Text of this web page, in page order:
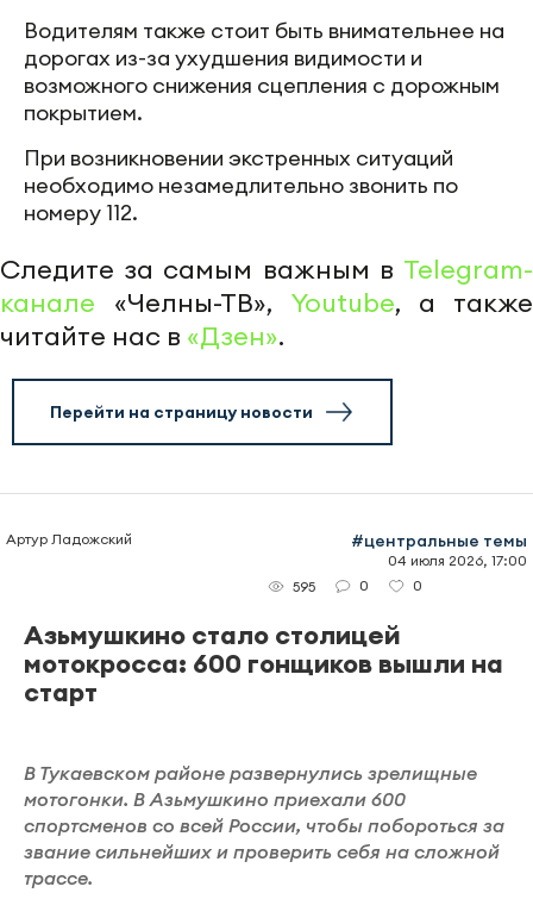
Водителям также стоит быть внимательнее на
дорогах из-за ухудшения видимости и
возможного снижения сцепления с дорожным
покрытием.
При возникновении экстренных ситуаций
необходимо незамедлительно звонить по
номеру 112.
Следите за самым важным в Telegram-
канале «Челны-ТВ», Youtube, а также
читайте нас в «Дзен».
Перейти на страницу новости
Артур Ладожский #центральные темы
04 июля 2026, 17:00
595
0 0
Азьмушкино стало столицей
мотокросса: 600 гонщиков вышли на
старт
В Тукаевском районе развернулись зрелищные
мотогонки. В Азьмушкино приехали 600
спортсменов со всей России, чтобы побороться за
звание сильнейших и проверить себя на сложной
трассе.